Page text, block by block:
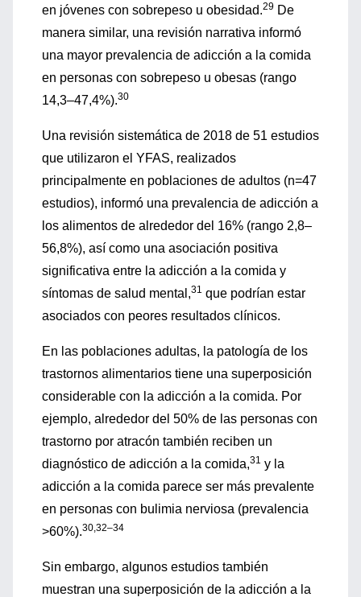
en jóvenes con sobrepeso u obesidad.29 De
manera similar, una revisión narrativa informó
una mayor prevalencia de adicción a la comida
en personas con sobrepeso u obesas (rango
14,3–47,4%).30
Una revisión sistemática de 2018 de 51 estudios
que utilizaron el YFAS, realizados
principalmente en poblaciones de adultos (n=47
estudios), informó una prevalencia de adicción a
los alimentos de alrededor del 16% (rango 2,8–
56,8%), así como una asociación positiva
significativa entre la adicción a la comida y
síntomas de salud mental,31 que podrían estar
asociados con peores resultados clínicos.
En las poblaciones adultas, la patología de los
trastornos alimentarios tiene una superposición
considerable con la adicción a la comida. Por
ejemplo, alrededor del 50% de las personas con
trastorno por atracón también reciben un
diagnóstico de adicción a la comida,31 y la
adicción a la comida parece ser más prevalente
en personas con bulimia nerviosa (prevalencia
>60%).30,32–34
Sin embargo, algunos estudios también
muestran una superposición de la adicción a la